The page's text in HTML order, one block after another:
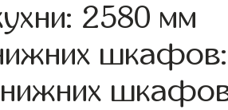
2580 мм
нижних